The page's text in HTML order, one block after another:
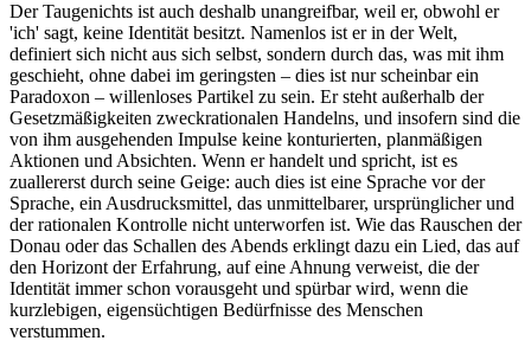
Der Taugenichts ist auch deshalb unangreifbar, weil er, obwohl er
'ich' sagt, keine Identität besitzt. Namenlos ist er in der Welt,
definiert sich nicht aus sich selbst, sondern durch das, was mit ihm
geschieht, ohne dabei im geringsten – dies ist nur scheinbar ein
Paradoxon – willenloses Partikel zu sein. Er steht außerhalb der
Gesetzmäßigkeiten zweckrationalen Handelns, und insofern sind die
von ihm ausgehenden Impulse keine konturierten, planmäßigen
Aktionen und Absichten. Wenn er handelt und spricht, ist es
zuallererst durch seine Geige: auch dies ist eine Sprache vor der
Sprache, ein Ausdrucksmittel, das unmittelbarer, ursprünglicher und
der rationalen Kontrolle nicht unterworfen ist. Wie das Rauschen der
Donau oder das Schallen des Abends erklingt dazu ein Lied, das auf
den Horizont der Erfahrung, auf eine Ahnung verweist, die der
Identität immer schon vorausgeht und spürbar wird, wenn die
kurzlebigen, eigensüchtigen Bedürfnisse des Menschen
verstummen.